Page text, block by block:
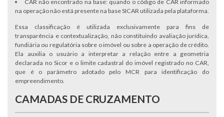
CAR não encontrado na base: quando o código de CAR informado
na operação não está presente na base SICAR utilizada pela plataforma.
Essa classificação é utilizada exclusivamente para fins de
transparência e contextualização, não constituindo avaliação jurídica,
fundiária ou regulatória sobre o imóvel ou sobre a operação de crédito.
Ela auxilia o usuário a interpretar a relação entre a geometria
declarada no Sicor e o limite cadastral do imóvel registrado no CAR,
que é o parâmetro adotado pelo MCR para identificação do
empreendimento.
CAMADAS DE CRUZAMENTO